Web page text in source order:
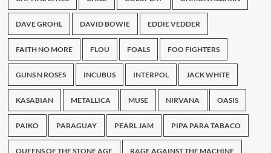
DAVE GROHL DAVID BOWIE EDDIE VEDDER
FAITH NO MORE FLOU FOALS FOO FIGHTERS
GUNS N ROSES INCUBUS INTERPOL JACK WHITE
KASABIAN METALLICA MUSE NIRVANA OASIS
PAIKO PARAGUAY PEARL JAM PIPA PARA TABACO
QUEENS OF THE STONE AGE RAGE AGAINST THE MACHINE